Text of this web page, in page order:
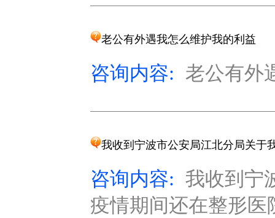
老公有外遇我怎么维护我的利益
咨询内容: 老公有外
我收到宁波市公安局江北分局关于
咨询内容: 我收到宁
疫情期间还在整形